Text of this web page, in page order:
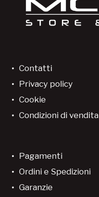
Contatti
Privacy policy
Cookie
Condizioni di vendita
Pagamenti
Ordini e Spedizioni
Garanzie